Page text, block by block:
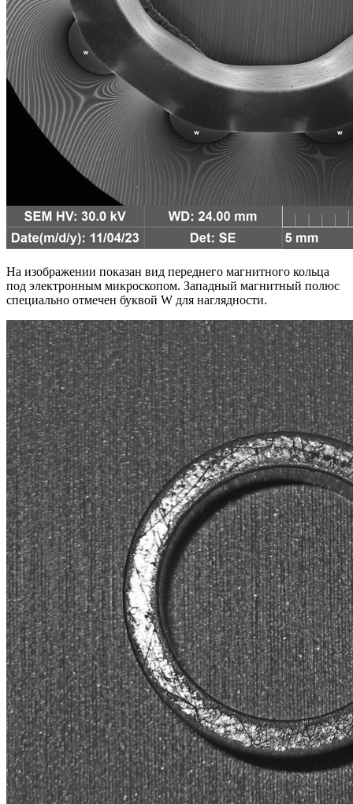
На изображении показан вид переднего магнитного кольца
под электронным микроскопом. Западный магнитный полюс
специально отмечен буквой W для наглядности.